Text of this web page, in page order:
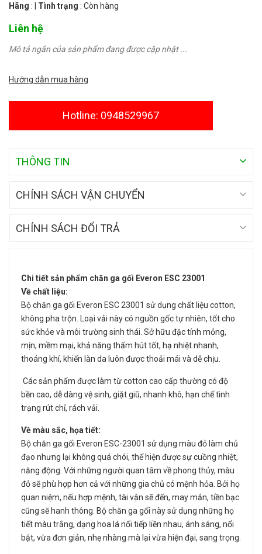
Hãng : Tình trạng : Còn hàng
Liên hệ
Mô tả ngắn của sản phẩm đang được cập nhật ...
Hướng dẫn mua hàng
Hotline: 0948529967
THÔNG TIN
CHÍNH SÁCH VẬN CHUYỂN
CHÍNH SÁCH ĐỔI TRẢ
Chi tiết sản phẩm chăn ga gối Everon ESC 23001
Về chất liệu:
Bộ chăn ga gối Everon ESC 23001 sử dụng chất liệu cotton,
không pha trộn. Loại vải này có nguồn gốc tự nhiên, tốt cho
sức khỏe và môi trường sinh thái. Sở hữu đặc tính mỏng,
mịn, mềm mại, khả năng thấm hút tốt, hạ nhiệt nhanh,
thoáng khí, khiến làn da luôn được thoải mái và dễ chịu.
Các sản phẩm được làm từ cotton cao cấp thường có độ
bền cao, dễ dàng vệ sinh, giặt giũ, nhanh khô, hạn chế tình
trạng rút chỉ, rách vải.
Về màu sắc, họa tiết:
Bộ chăn ga gối Everon ESC-23001 sử dụng màu đỏ làm chủ
đạo nhưng lại không quá chói, thể hiện được sự cuồng nhiệt,
năng động. Với những người quan tâm về phong thủy, màu
đỏ sẽ phù hợp hơn cả với những gia chủ có mệnh hỏa. Bởi họ
quan niệm, nếu hợp mệnh, tài vận sẽ đến, may mắn, tiền bạc
cũng sẽ hanh thông. Bộ chăn ga gối này sử dụng những họ
tiết màu trắng, dạng hoa lá nối tiếp liền nhau, ánh sáng, nổi
bật, vừa đơn giản, nhẹ nhàng mà lại vừa hiện đại, sang trọng.